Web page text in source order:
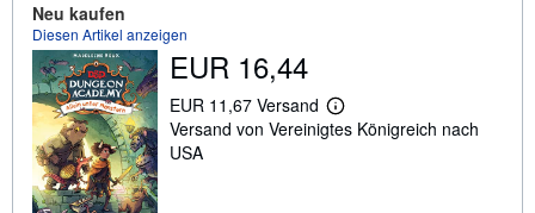
e
n
z
Neu kaufen
Diesen Artikel anzeigen
EUR 16,44
EUR 11,67 Versand
W
e
Versand von Vereinigtes Königreich nach
USA